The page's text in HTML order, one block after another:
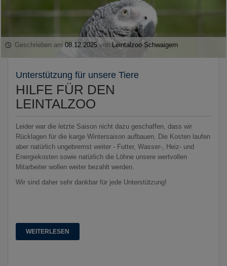
Geschrieben am08.12.2025 von Leintalzoo Schwaigern
Unterstützung für unsere Tiere
HILFE FÜR DEN
LEINTALZOO
Leider war die letzte Saison nicht dazu geschaffen, dass wir
Rücklagen für die karge Wintersaison aufbauen. Die Kosten laufen
aber natürlich ungebremst weiter - Futter, Wasser-, Heiz- und
Energiekosten sowie natürlich die Löhne unsere wertvollen
Mitarbeiter wollen weiter bezahlt werden.
Wir sind daher sehr dankbar für jede Unterstützung!
WEITERLESEN